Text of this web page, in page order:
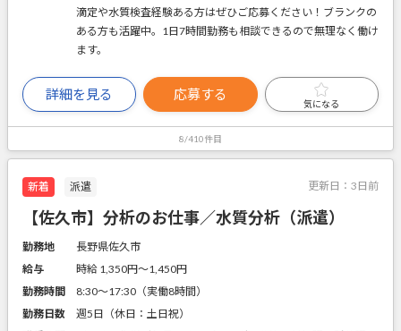
滴定や水質検査経験ある方はぜひご応募ください！ブランクの
ある方も活躍中。1日7時間勤務も相談できるので無理なく働け
ます。
詳細を見る 応募する
気になる
8/410件目
新着 派遣 更新日： 3日前
【佐久市】分析のお仕事／水質分析（派遣）
勤務地
長野県佐久市
給与
時給 1,350円〜1,450円
勤務時間
8:30～17:30（実働8時間）
勤務日数
週5日（休日：土日祝）